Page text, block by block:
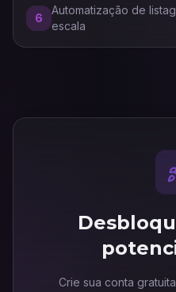
6
Automatização de
escala
Crie sua conta